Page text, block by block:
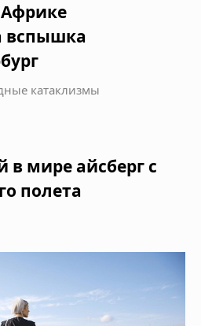
вспышка
катаклизмы
мире айсберг с
полета